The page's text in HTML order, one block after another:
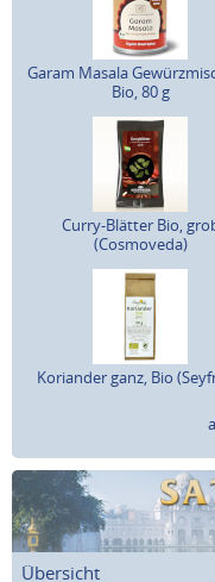
Garam Masala
Bio, 80 g
Curry-Blätter Bio,
(Cosmoveda)
Koriander ganz, Bio
Übersicht